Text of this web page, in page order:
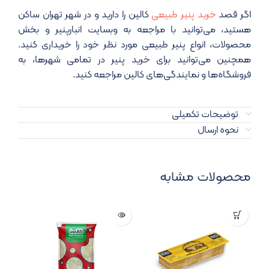
اگر قصدخرید پنیر طبیعی کالین را دارید و در شهر تهران ساکن
هستید، می‌توانید با مراجعه به وبسایت انبارپنیر و بخش
محصولات، انواع پنیر طبیعی مورد نظر خود را خریداری کنید.
همچنین می‌توانید برای خرید پنیر در تمامی شهرها، به
فروشگاه‌ها و نمایندگی‌های کالین مراجعه کنید.
توضیحات تکمیلی
نحوه ارسال
محصولات مشابه